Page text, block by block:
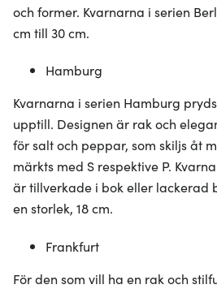
och former. Kvarnarna i serien
cm till 30 cm.
Hamburg
Kvarnarna i serien Hamburg
upptill. Designen är rak och
för salt och peppar, som skiljs åt
märkts med S respektive P.
är tillverkade i bok eller lackerad
en storlek, 18 cm.
Frankfurt
För den som vill ha en rak och